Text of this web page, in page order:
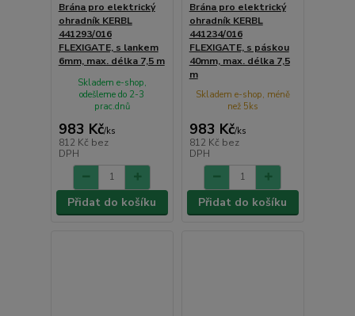
Brána pro elektrický
ohradník KERBL
441293/016
FLEXIGATE, s lankem
6mm, max. délka 7,5 m
983 Kč/ks
812 Kč bez
DPH
Skladem e-shop,
odešleme do 2-3
prac.dnů
Přidat do košíku
Brána pro elektrický
ohradník KERBL
441234/016
FLEXIGATE, s páskou
40mm, max. délka 7,5
m
983 Kč/ks
812 Kč bez
DPH
Skladem e-shop, méně
než 5ks
Přidat do košíku